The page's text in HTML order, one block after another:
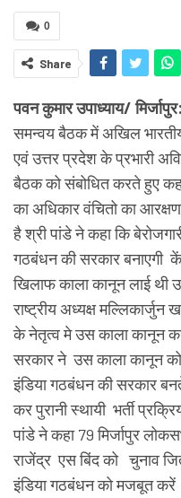
0
Share
पवन कुमार उपाध्याय/ मिर्जापुर:
समन्वय बैठक में अखिल
एवं उत्तर प्रदेश के प्रभारी
बैठक को संबोधित करते हुए
का अधिकार वंचितो का
है श्री पांडे ने कहा कि
गठबंधन की सरकार बनाएगी
खिलाफ काला कानून लाई थी
राष्ट्रीय अध्यक्ष मल्लिकार्जुन
के नेतृत्व मे उस काला कानून का
सरकार ने उस काला कानून
इंडिया गठबंधन की सरकार
कर पुरानी स्थायी भर्ती
पांडे ने कहा 79 मिर्जापुर
राजेंद्र एस बिंद को चुनाव
इंडिया गठबंधन को मजबूत